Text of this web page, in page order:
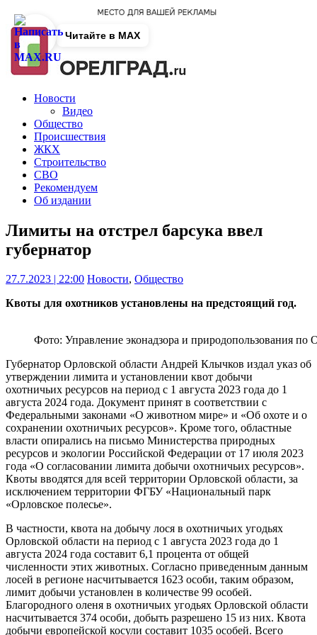
Новости
Видео
Общество
Происшествия
ЖКХ
Строительство
СВО
Рекомендуем
Об издании
Лимиты на отстрел барсука ввел
губернатор
27.7.2023 | 22:00 Новости, Общество
Квоты для охотников установлены на предстоящий год.
Фото: Управление эконадзора и природопользования по
Губернатор Орловской области Андрей Клычков издал указ об
утверждении лимита и установлении квот добычи
охотничьих ресурсов на период с 1 августа 2023 года до 1
августа 2024 года. Документ принят в соответствии с
Федеральными законами «О животном мире» и «Об охоте и о
сохранении охотничьих ресурсов». Кроме того, областные
власти опирались на письмо Министерства природных
ресурсов и экологии Российской Федерации от 17 июля 2023
года «О согласовании лимита добычи охотничьих ресурсов».
Квоты вводятся для всей территории Орловской области, за
исключением территории ФГБУ «Национальный парк
«Орловское полесье».
В частности, квота на добычу лося в охотничьих угодьях
Орловской области на период с 1 августа 2023 года до 1
августа 2024 года составит 6,1 процента от общей
численности этих животных. Согласно приведенным данным
лосей в регионе насчитывается 1623 особи, таким образом,
лимит добычи установлен в количестве 99 особей.
Благородного оленя в охотничьих угодьях Орловской области
насчитывается 374 особи, добыть разрешено 15 из них. Квота
добычи европейской косули составит 1035 особей. Всего
Читайте в MAX